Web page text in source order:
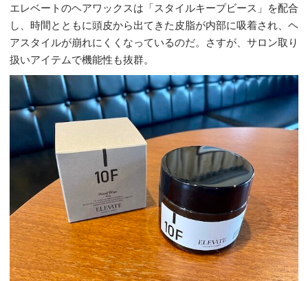
エレベートのヘアワックスは「スタイルキープビース」を配合
し、時間とともに頭皮から出てきた皮脂が内部に吸着され、ヘ
アスタイルが崩れにくくなっているのだ。さすが、サロン取り
扱いアイテムで機能性も抜群。